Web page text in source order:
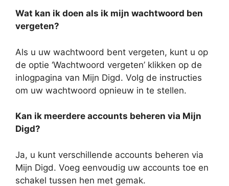
Wat kan ik doen als ik mijn wachtwoord ben
vergeten?
Als u uw wachtwoord bent vergeten, kunt u op
de optie ‘Wachtwoord vergeten’ klikken op de
inlogpagina van Mijn Digd. Volg de instructies
om uw wachtwoord opnieuw in te stellen.
Kan ik meerdere accounts beheren via Mijn
Digd?
Ja, u kunt verschillende accounts beheren via
Mijn Digd. Voeg eenvoudig uw accounts toe en
schakel tussen hen met gemak.